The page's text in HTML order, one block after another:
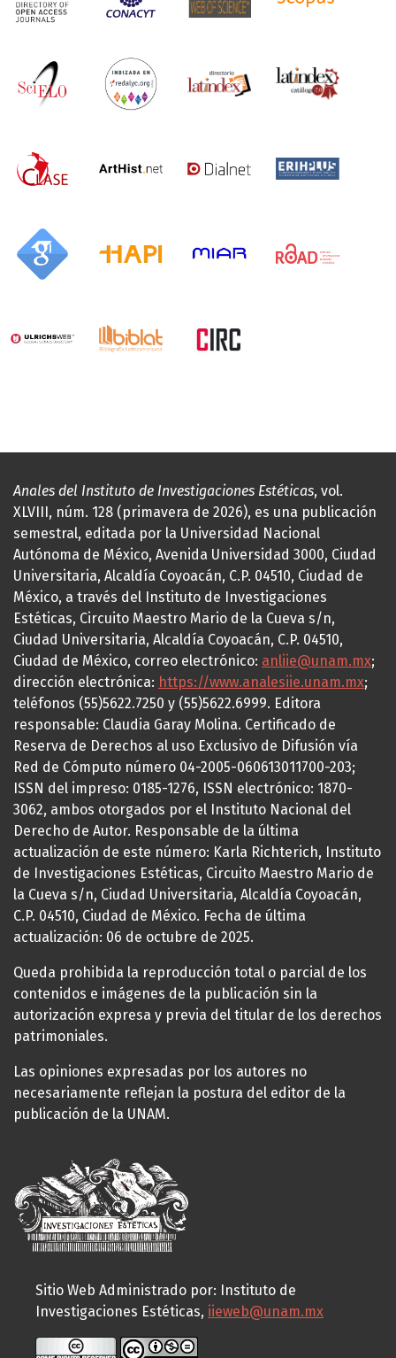
Anales del Instituto de Investigaciones Estéticas, vol.
XLVIII, núm. 128 (primavera de 2026), es una publicación
semestral, editada por la Universidad Nacional
Autónoma de México, Avenida Universidad 3000, Ciudad
Universitaria, Alcaldía Coyoacán, C.P. 04510, Ciudad de
México, a través del Instituto de Investigaciones
Estéticas, Circuito Maestro Mario de la Cueva s/n,
Ciudad Universitaria, Alcaldía Coyoacán, C.P. 04510,
Ciudad de México, correo electrónico: anliie@unam.mx;
dirección electrónica: https://www.analesiie.unam.mx;
teléfonos (55)5622.7250 y (55)5622.6999. Editora
responsable: Claudia Garay Molina. Certificado de
Reserva de Derechos al uso Exclusivo de Difusión vía
Red de Cómputo número 04-2005-060613011700-203;
ISSN del impreso: 0185-1276, ISSN electrónico: 1870-
3062, ambos otorgados por el Instituto Nacional del
Derecho de Autor. Responsable de la última
actualización de este número: Karla Richterich, Instituto
de Investigaciones Estéticas, Circuito Maestro Mario de
la Cueva s/n, Ciudad Universitaria, Alcaldía Coyoacán,
C.P. 04510, Ciudad de México. Fecha de última
actualización: 06 de octubre de 2025.
Queda prohibida la reproducción total o parcial de los
contenidos e imágenes de la publicación sin la
autorización expresa y previa del titular de los derechos
patrimoniales.
Las opiniones expresadas por los autores no
necesariamente reflejan la postura del editor de la
publicación de la UNAM.
Sitio Web Administrado por: Instituto de
Investigaciones Estéticas, iieweb@unam.mx